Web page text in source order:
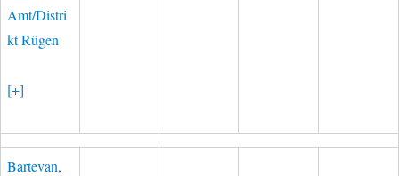
Amt/Distri
kt Rügen
[+]
Bartevan,